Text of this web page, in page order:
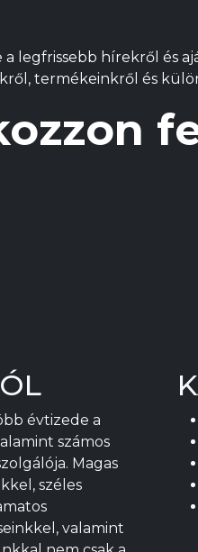
be
chosen
the
product
a legfrissebb hírekről és
termékeinkről és
évtizede a
számos
Magas
széles
valamint